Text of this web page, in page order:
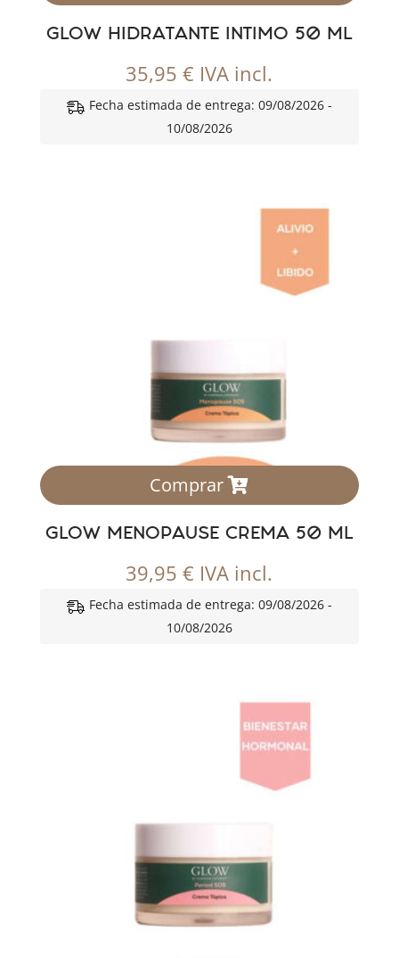
GLOW HIDRATANTE INTIMO 50 ML
35,95€ IVA incl.
Fecha estimada de entrega: 09/08/2026 -
10/08/2026
Comprar
GLOW MENOPAUSE CREMA 50 ML
39,95€ IVA incl.
Fecha estimada de entrega: 09/08/2026 -
10/08/2026